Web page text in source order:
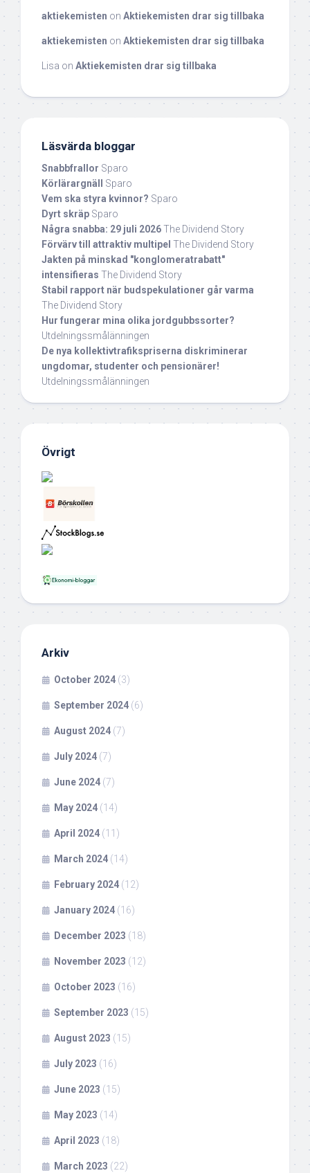
aktiekemisten on Aktiekemisten drar sig tillbaka
aktiekemisten on Aktiekemisten drar sig tillbaka
Lisa on Aktiekemisten drar sig tillbaka
Läsvärda bloggar
Snabbfrallor Sparo
Körlärargnäll
Sparo
Vem ska styra kvinnor? Sparo
Dyrt skräp Sparo
Några snabba: 29 juli 2026The Dividend Story
Förvärv till attraktiv multipel The Dividend Story
Jakten på minskad "konglomeratrabatt"
intensifieras The Dividend Story
Stabil rapport när budspekulationer går varma
The Dividend Story
Hur fungerar mina olika jordgubbssorter?
Utdelningssmålänningen
De nya kollektivtrafikspriserna diskriminerar
ungdomar, studenter och pensionärer!
Utdelningssmålänningen
Övrigt
Arkiv
October 2024 (3)
September 2024 (6)
August 2024 (7)
July 2024 (7)
June 2024 (7)
May 2024 (14)
April 2024 (11)
March 2024 (14)
February 2024 (12)
January 2024 (16)
December 2023 (18)
November 2023 (12)
October 2023 (16)
September 2023 (15)
August 2023 (15)
July 2023 (16)
June 2023 (15)
May 2023 (14)
April 2023 (18)
March 2023 (22)